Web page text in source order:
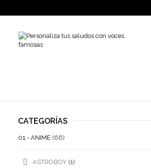
CATEGORÍAS
01.- ANIME (66)
ASTROBOY (1)